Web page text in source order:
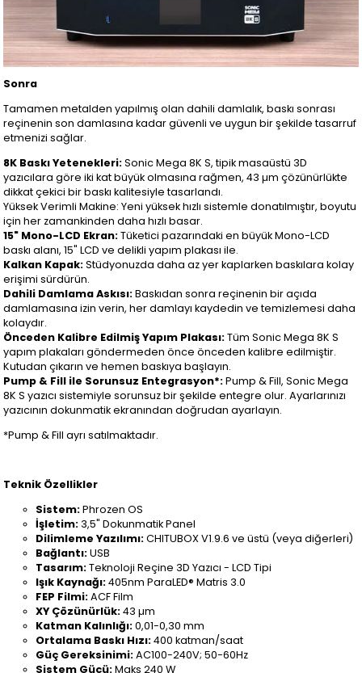
Sonra
Tamamen metalden yapılmış olan dahili damlalık, baskı sonrası
reçinenin son damlasına kadar güvenli ve uygun bir şekilde tasarruf
etmenizi sağlar.
8K Baskı Yetenekleri:Sonic Mega 8K S, tipik masaüstü 3D
yazıcılara göre iki kat büyük olmasına rağmen, 43 µm çözünürlükte
dikkat çekici bir baskı kalitesiyle tasarlandı.
Yüksek Verimli Makine: Yeni yüksek hızlı sistemle donatılmıştır, boyutu
için her zamankinden daha hızlı basar.
15" Mono-LCD Ekran:Tüketici pazarındaki en büyük Mono-LCD
baskı alanı, 15" LCD ve delikli yapım plakası ile.
Kalkan Kapak: Stüdyonuzda daha az yer kaplarken baskılara kolay
erişimi sürdürün.
Dahili Damlama Askısı: Baskıdan sonra reçinenin bir açıda
damlamasına izin verin, her damlayı kaydedin ve temizlemesi daha
kolaydır.
Önceden Kalibre Edilmiş Yapım Plakası:Tüm Sonic Mega 8K S
yapım plakaları göndermeden önce önceden kalibre edilmiştir.
Kutudan çıkarın ve hemen baskıya başlayın.
Pump & Fill ile Sorunsuz Entegrasyon*: Pump & Fill, Sonic Mega
8K S yazıcı sistemiyle sorunsuz bir şekilde entegre olur. Ayarlarınızı
yazıcının dokunmatik ekranından doğrudan ayarlayın.
*Pump & Fill ayrı satılmaktadır.
Teknik Özellikler
Sistem: Phrozen OS
İşletim: 3,5" Dokunmatik Panel
Dilimleme Yazılımı: CHITUBOX V1.9.6 ve üstü (veya diğerleri)
Bağlantı:USB
Tasarım: Teknoloji Reçine 3D Yazıcı - LCD Tipi
Işık Kaynağı: 405nm ParaLED® Matris 3.0
FEP Filmi: ACF Film
XY Çözünürlük:43 µm
Katman Kalınlığı:0,01-0,30 mm
Ortalama Baskı Hızı:400 katman/saat
Güç Gereksinimi: AC100-240V; 50-60Hz
Sistem Gücü:Maks 240 W